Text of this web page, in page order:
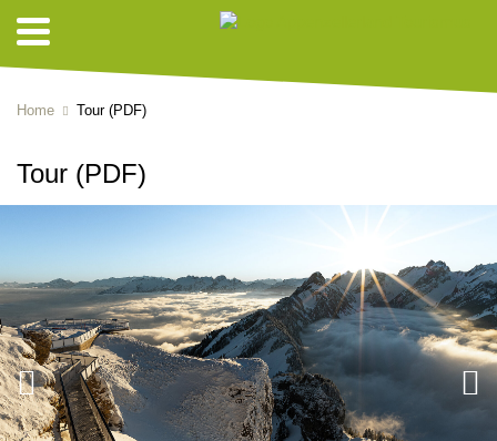
Home Tour (PDF)
Tour (PDF)